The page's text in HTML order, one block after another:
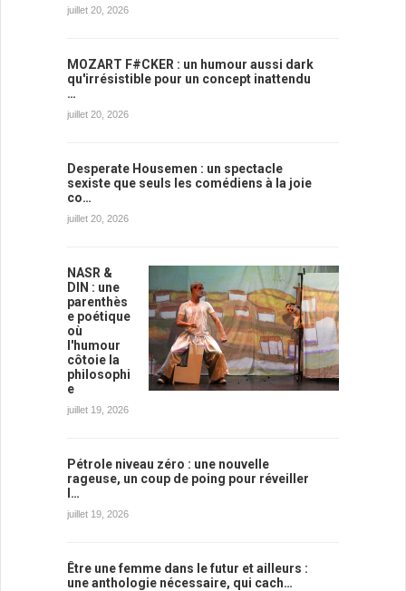
juillet 20, 2026
MOZART F#CKER : un humour aussi dark
qu'irrésistible pour un concept inattendu
…
juillet 20, 2026
Desperate Housemen : un spectacle
sexiste que seuls les comédiens à la joie
co…
juillet 20, 2026
NASR &
DIN : une
parenthès
e poétique
où
l'humour
côtoie la
philosophi
e
juillet 19, 2026
Pétrole niveau zéro : une nouvelle
rageuse, un coup de poing pour réveiller
l…
juillet 19, 2026
Être une femme dans le futur et ailleurs :
une anthologie nécessaire, qui cach…